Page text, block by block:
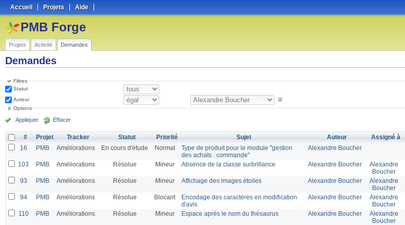
Accueil Projets Aide
PMB Forge
Projets Activité Demandes
Demandes
Filtres
Statut
Auteur
Options
Appliquer Effacer
# Projet Tracker Statut Priorité Sujet Auteur Assigné à
16
PMB Améliorations En cours d'étude Normal
Type de produit pour le module "gestion
des achats : commande"
Alexandre Boucher
103 PMB Améliorations Résolue Mineur Absence de la classe surbrillance Alexandre Boucher
Alexandre
Boucher
93 PMB Améliorations Résolue Mineur Affichage des images étoiles Alexandre Boucher
Alexandre
Boucher
94 PMB Améliorations Résolue Blocant
Encodage des caractères en modification
d'avis
Alexandre Boucher
Alexandre
Boucher
110 PMB Améliorations Résolue Mineur Espace après le nom du thésaurus Alexandre Boucher
Alexandre
Boucher